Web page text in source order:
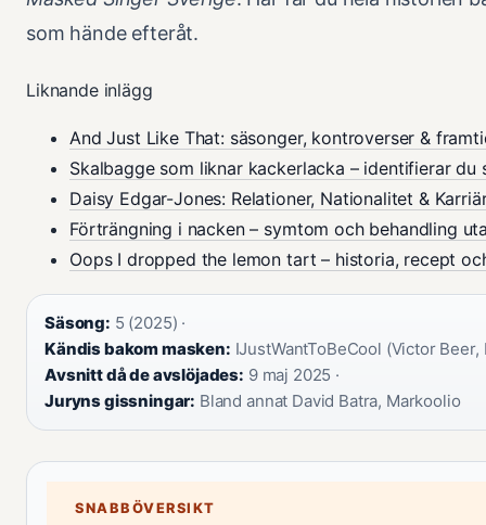
som hände efteråt.
Liknande inlägg
And Just Like That: säsonger, kontroverser &
Skalbagge som liknar kackerlacka – identifierar du
Daisy Edgar-Jones: Relationer, Nationalitet &
Förträngning i nacken – symtom och behandling
Oops I dropped the lemon tart – historia, recept
Säsong: 5 (2025) ·
Kändis bakom masken: IJustWantToBeCool (Victor
Avsnitt då de avslöjades: 9 maj 2025 ·
Juryns gissningar: Bland annat David Batra, Markoolio
SNABBÖVERSIKT